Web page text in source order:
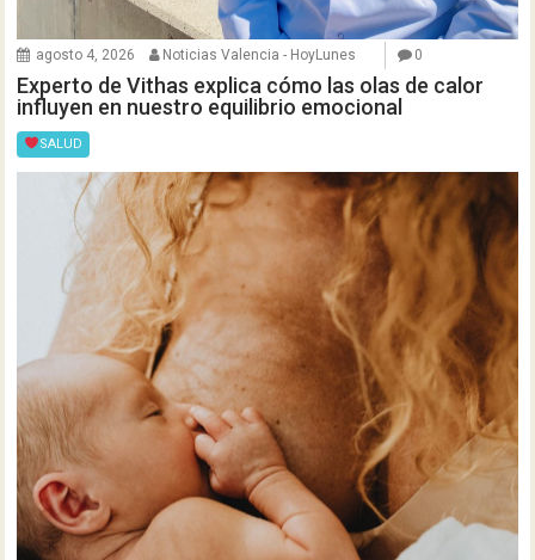
agosto 4, 2026 Noticias Valencia - HoyLunes 0
Experto de Vithas explica cómo las olas de calor
influyen en nuestro equilibrio emocional
SALUD